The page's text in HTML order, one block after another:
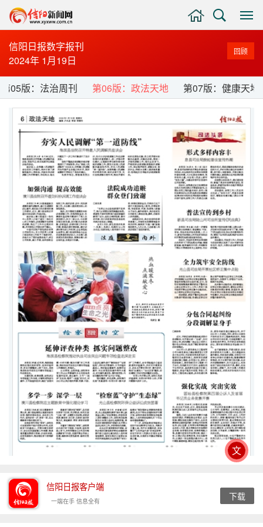
显
示
与
隐
侧
边
栏
搜
索
主
页
信阳日报数字报刊
2024年 1月19日
回顾
第05版：法治周刊 第06版：政法天地 第07版：健康天地
信阳日报客户端
一端在手 信息全有 下载
文